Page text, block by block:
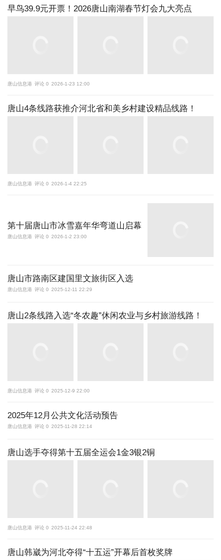
早鸟39.9元开票！2026唐山南湖春节灯会九大亮点
唐山信息港 评论 0 2026-1-23 12:00
唐山4条线路获推介河北省和美乡村建设精品线路！
唐山信息港 评论 0 2026-1-4 22:25
第十届唐山市冰雪嘉年华弯道山启幕
唐山信息港 评论 0 2026-1-2 23:00
唐山市路南区建国里文旅街区入选
唐山信息港 评论 0 2025-12-11 22:29
唐山2条线路入选“冬农趣”休闲农业与乡村旅游线路！
唐山信息港 评论 0 2025-12-9 22:00
2025年12月公共文化活动预告
唐山信息港 评论 0 2025-11-28 22:14
唐山选手夺得第十五届全运会1金3银2铜
唐山信息港 评论 0 2025-11-24 22:48
唐山韩崴为河北夺得“十五运”开幕后首枚奖牌